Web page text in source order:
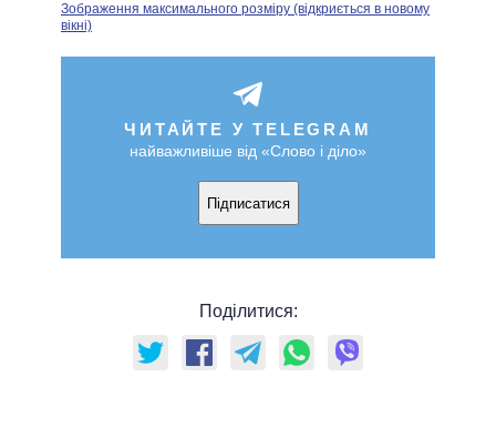
Зображення максимального розміру (відкриється в новому
вікні)
ЧИТАЙТЕ У TELEGRAM
найважливіше від «Слово і діло»
Підписатися
Поділитися: